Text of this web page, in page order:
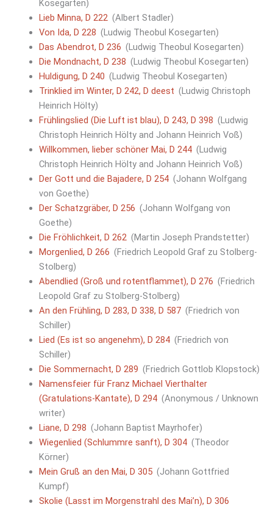
Kosegarten)
Lieb Minna, D 222(Albert Stadler)
Von Ida, D 228 (Ludwig Theobul Kosegarten)
Das Abendrot, D 236 (Ludwig Theobul Kosegarten)
Die Mondnacht, D 238 (Ludwig Theobul Kosegarten)
Huldigung, D 240 (Ludwig Theobul Kosegarten)
Trinklied im Winter, D 242, D deest (Ludwig Christoph
Heinrich Hölty)
Frühlingslied (Die Luft ist blau), D 243, D 398 (Ludwig
Christoph Heinrich Hölty and Johann Heinrich Voß)
Willkommen, lieber schöner Mai, D 244(Ludwig
Christoph Heinrich Hölty and Johann Heinrich Voß)
Der Gott und die Bajadere, D 254(Johann Wolfgang
von Goethe)
Der Schatzgräber, D 256 (Johann Wolfgang von
Goethe)
Die Fröhlichkeit, D 262(Martin Joseph Prandstetter)
Morgenlied, D 266 (Friedrich Leopold Graf zu Stolberg-
Stolberg)
Abendlied (Groß und rotentflammet), D 276 (Friedrich
Leopold Graf zu Stolberg-Stolberg)
An den Frühling, D 283, D 338, D 587(Friedrich von
Schiller)
Lied (Es ist so angenehm), D 284(Friedrich von
Schiller)
Die Sommernacht, D 289 (Friedrich Gottlob Klopstock)
Namensfeier für Franz Michael Vierthalter
(Gratulations-Kantate), D 294(Anonymous / Unknown
writer)
Liane, D 298 (Johann Baptist Mayrhofer)
Wiegenlied (Schlummre sanft), D 304(Theodor
Körner)
Mein Gruß an den Mai, D 305(Johann Gottfried
Kumpf)
Skolie (Lasst im Morgenstrahl des Mai’n), D 306